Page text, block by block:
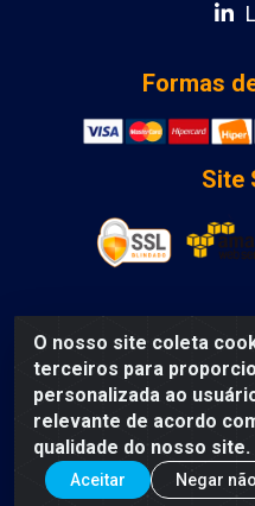
O nosso site coleta
terceiros para
personalizada ao
relevante de acordo
qualidade do nosso site.
Aceitar Negar
Formas
Site
DCA DISTRIBUIDORA DE
LUIS EDUARDO
- CEP 44135-000 -